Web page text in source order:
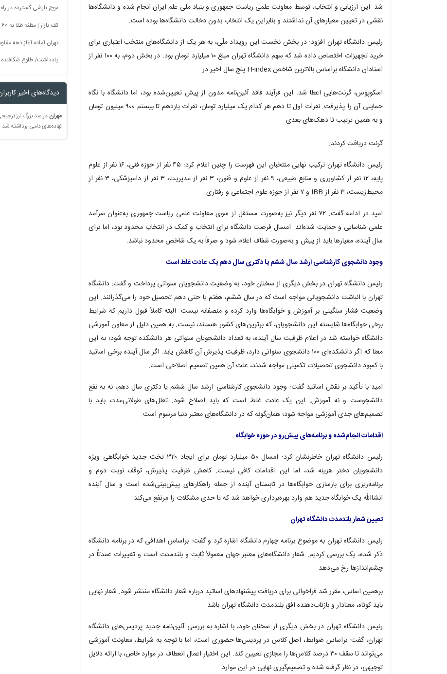
شد. این ارزیابی و انتخاب، توسط معاونت علمی ریاست جمهوری و بنیاد ملی علم ایران انجام شده و دانشگاه‌ها
نقشی در تعیین معیارهای آن نداشتند و بنابراین یک انتخاب بدون دخالت دانشگاه‌ها بوده است.
رئیس دانشگاه تهران افزود: در بخش نخست این رویداد ملّی، به هر یک از دانشگاه‌های منتخب اعتباری برای
خرید تجهیزات اختصاص داده شد که سهم دانشگاه تهران مبلغ ۱۰ میلیارد تومان بود. در بخش دوم، به ۱۰۰ نفر از
استادان دانشگاهبراساسبالاترین شاخص H-index پنج سال اخیر در
اسکوپوس، گرنت‌هایی اعطا شد. این فرآیند فاقد آئین‌نامه مدون از پیش تعیین‌شده بود، اما دانشگاه با نگاه
حمایتی آن را پذیرفت. نفرات اول تا دهم هر کدام یک میلیارد تومان، نفرات یازدهم تا بیستم ۹۰۰ میلیون تومان
و به همین ترتیب تا دهک‌های بعدی
گرنتدریافت کردند.
رئیس دانشگاه تهران ترکیب نهایی منتخبان این فهرست را چنین اعلام کرد: ۴۵ نفر از حوزه فنی، ۱۶ نفر از علوم
پایه، ۱۲ نفر از کشاورزی و منابع طبیعی، ۹ نفر از علوم و فنون، ۳ نفر از مدیریت، ۳ نفر از دامپزشکی، ۳ نفر از
محیط‌زیست، ۳ نفر از IBB و ۷ نفر از حوزه علوم اجتماعی و رفتاری.
امید در ادامه گفت: ۷۲ نفر دیگر نیز به‌صورت مستقل از سوی معاونت علمی ریاست جمهوری به‌عنوان سرآمد
علمی شناسایی و حمایت شده‌اند. امسال فرصت دانشگاه برای انتخاب و کمک در انتخاب محدود بود، اما برای
سال آینده، معیارها باید از پیش و به‌صورت شفاف اعلام شود و صرفاً به یک شاخص محدود نباشد.
وجود دانشجوی کارشناسی ارشد سال ششم یا دکتری سال دهم یک عادت غلط است
رئیس دانشگاه تهران در بخش دیگری از سخنان خود، به وضعیت دانشجویان سنواتی پرداخت و گفت: دانشگاه
تهران با انباشت دانشجویانی مواجه است که در سال ششم، هفتم یا حتی دهم تحصیل خود را می‌گذرانند. این
وضعیت فشار سنگینی بر آموزش و خوابگاه‌ها وارد کرده و منصفانه نیست. البته کاملاً قبول داریم که شرایط
برخی خوابگاه‌ها شایسته این دانشجویان، که برترین‌های کشور هستند، نیست. به همین دلیل از معاون آموزشی
دانشگاه خواسته شد در اعلام ظرفیت سال آینده، به تعداد دانشجویان سنواتی هر دانشکده توجه شود؛ به این
معنا که اگر دانشکده‌ای ۱۰۰ دانشجوی سنواتی دارد، ظرفیت پذیرش آن کاهش یابد. اگر سال آینده برخی اساتید
با کمبود دانشجوی تحصیلات تکمیلی مواجه شدند، علت آن همین تصمیم اصلاحی است.
امید با تأکید بر نقش اساتید گفت: وجود دانشجوی کارشناسی ارشد سال ششم یا دکتری سال دهم، نه به نفع
دانشجوست و نه آموزش. این یک عادت غلط است که باید اصلاح شود. تعلل‌های طولانی‌مدت باید با
تصمیم‌های جدی آموزشی مواجه شود؛ همان‌گونه که در دانشگاه‌های معتبر دنیا مرسوم است.
اقدامات انجام‌شده و برنامه‌های پیش‌رو در حوزه خوابگاه
رئیس دانشگاه تهران خاطرنشان کرد: امسال ۵۰ میلیارد تومان برای ایجاد ۳۲۰ تخت جدید خوابگاهی ویژه
دانشجویان دختر هزینه شد، اما این اقدامات کافی نیست. کاهش ظرفیت پذیرش، توقف نوبت دوم و
برنامه‌ریزی برای بازسازی خوابگاه‌ها در تابستان آینده از جمله راهکارهای پیش‌بینی‌شده است و سال آینده
انشاالله یک خوابگاه جدید هم وارد بهره‌برداری خواهد شد که تا حدی مشکلات را مرتفع می‌کند.
تعیین شعار بلندمدت دانشگاه تهران
رئیس دانشگاه تهران به موضوع برنامه چهارم دانشگاه اشاره کرد و گفت:براساس اهدافی که در برنامه دانشگاه
ذکر شده، یک بررسی کردیم. شعار دانشگاه‌های معتبر جهان معمولاً ثابت و بلندمدت است و تغییرات عمدتاً در
چشم‌اندازها رخ می‌دهد.
برهمین اساس، مقرر شد فراخوانی برای دریافت پیشنهادهای اساتید درباره شعار دانشگاه منتشر شود. شعار نهایی
باید کوتاه، معنادار و بازتاب‌دهنده افق بلندمدت دانشگاه تهران باشد.
رئیس دانشگاه تهران در بخش دیگری از سخنان خود، با اشاره به بررسی آئین‌نامه جدید پردیس‌های دانشگاه
تهران، گفت:براساس ضوابط، اصل کلاس در پردیس‌ها حضوری است، اما با توجه به شرایط، معاونت آموزشی
می‌تواند تا سقف ۳۰ درصد کلاس‌ها را مجازی تعیین کند. این اختیار اعمال انعطاف در موارد خاص، با ارائه دلایل
توجیهی، در نظر گرفته شده و تصمیم‌گیری نهایی در این موارد
موج بارشی گسترده در راه
کف بازار | مظنه طلا به 60 رسید
تهران آماده آغاز دهه
یادداشت/ طلوع شکافنده
دیدگاه‌های اخیر
مهراندرسد بزرگ ارز
نهاده‌های دامی برداشته شد